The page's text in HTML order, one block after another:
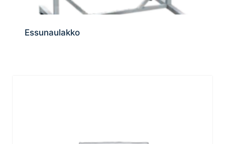
Essunaulakko